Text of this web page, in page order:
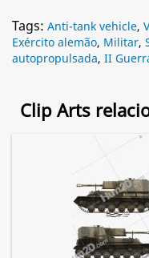
Tags: Anti-tank vehicle,
Exército alemão, Militar,
autopropulsada, II
Clip Arts